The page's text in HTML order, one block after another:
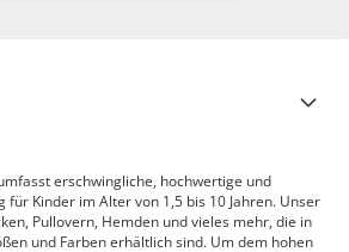
erschwingliche, hochwertige und
für Kinder im Alter von 1,5 bis 10 Jahren. Unser
Pullovern, Hemden und vieles mehr, die in
und Farben erhältlich sind. Um dem hohen